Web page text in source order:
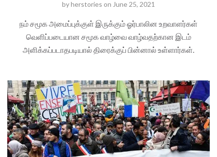
byherstories on June 25, 2021
நம் சமூக அமைப்புக்குள் இருக்கும் ஓர்பாலின உறவாளர்கள்
வெளிப்படையான சமூக வாழ்வை வாழ்வதற்கான இடம்
அளிக்கப்படாதபடியால் திரைக்குப் பின்னால் உள்ளார்கள்.